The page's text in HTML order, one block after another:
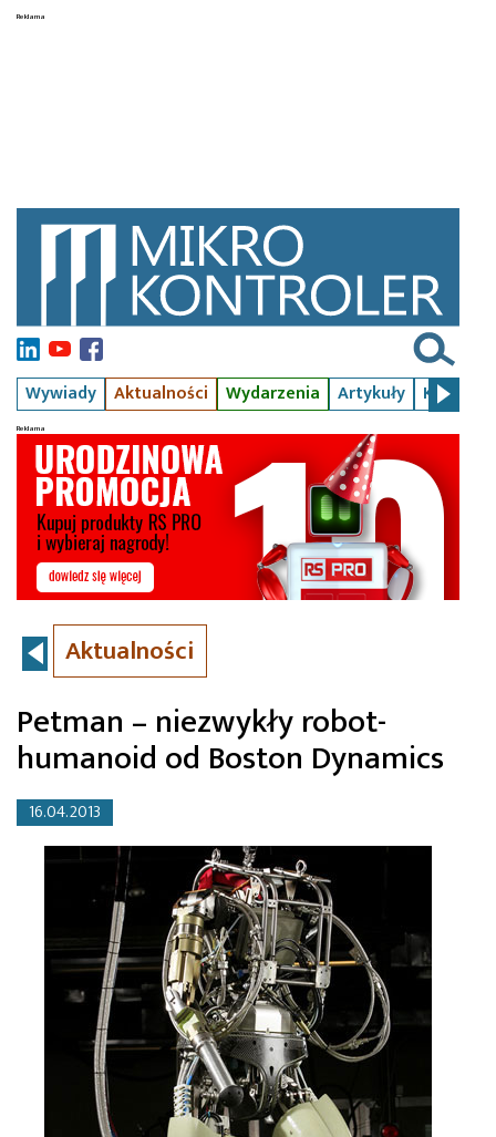
Wywiady Aktualności Wydarzenia Artykuły Kursy
Aktualności
Petman – niezwykły robot-
humanoid od Boston Dynamics
16.04.2013